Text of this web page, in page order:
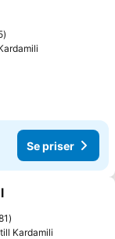
Favoriter
Se priser
Favoriter
Kardamili